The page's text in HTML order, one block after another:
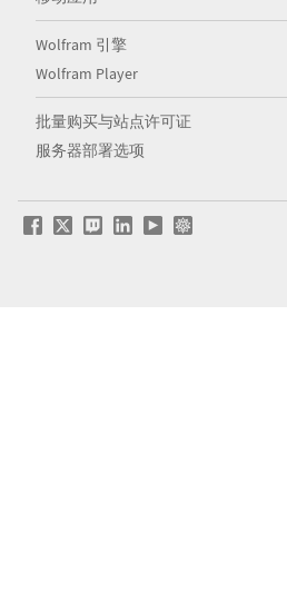
Wolfram 引擎
Wolfram Player
批量购买与站点许可证
服务器部署选项